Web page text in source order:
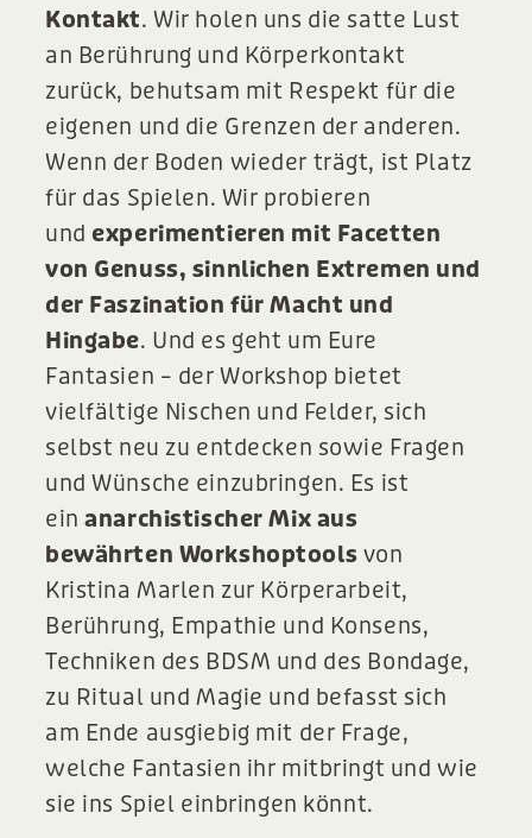
Kontakt. Wir holen uns die satte Lust
an Berührung und Körperkontakt
zurück, behutsam mit Respekt für die
eigenen und die Grenzen der anderen.
Wenn der Boden wieder trägt, ist Platz
für das Spielen. Wir probieren
undexperimentieren mit Facetten
von Genuss, sinnlichen Extremen und
der Faszination für Macht und
Hingabe. Und es geht um Eure
Fantasien – der Workshop bietet
vielfältige Nischen und Felder, sich
selbst neu zu entdecken sowie Fragen
und Wünsche einzubringen. Es ist
einanarchistischer Mix aus
bewährten Workshoptools von
Kristina Marlen zur Körperarbeit,
Berührung, Empathie und Konsens,
Techniken des BDSM und des Bondage,
zu Ritual und Magie und befasst sich
am Ende ausgiebig mit der Frage,
welche Fantasien ihr mitbringt und wie
sie ins Spiel einbringen könnt.